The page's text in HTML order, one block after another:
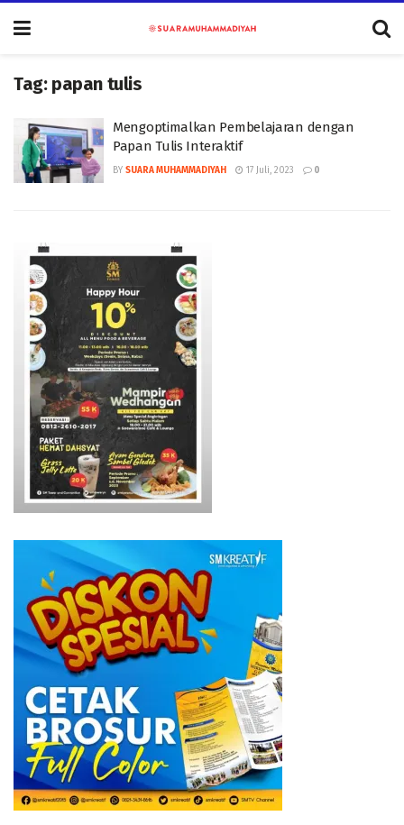
Tag: papan tulis
Mengoptimalkan Pembelajaran dengan
Papan Tulis Interaktif
BY SUARA MUHAMMADIYAH 17 Juli, 2023 0